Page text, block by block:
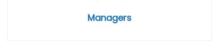
Managers